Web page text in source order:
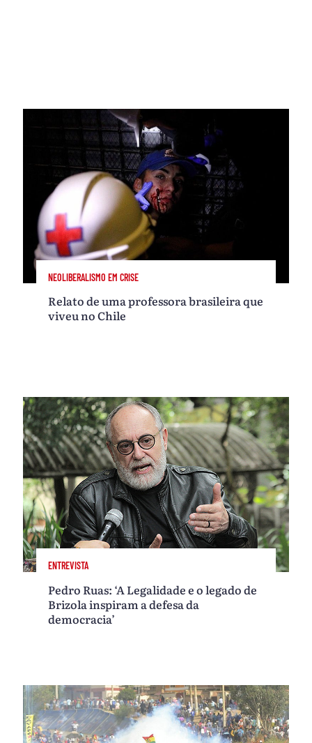
NEOLIBERALISMO EM CRISE
Relato de uma professora brasileira que
viveu no Chile
ENTREVISTA
Pedro Ruas: ‘A Legalidade e o legado de
Brizola inspiram a defesa da
democracia’